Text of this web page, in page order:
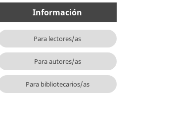
Información
Para lectores/as
Para autores/as
Para bibliotecarios/as